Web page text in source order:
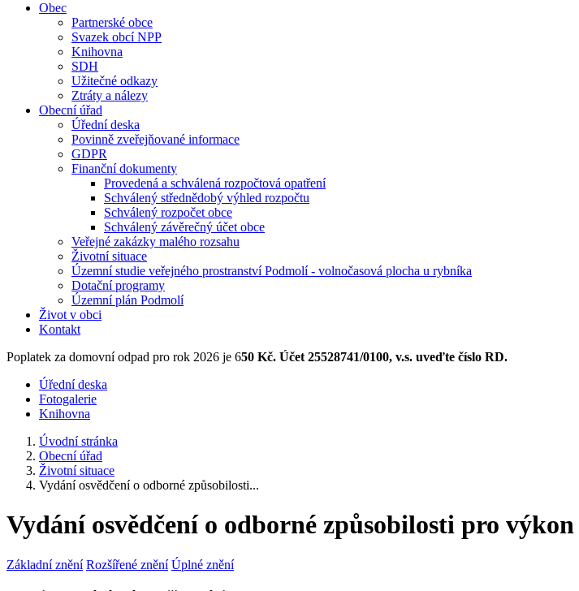
Obec
Partnerské obce
Svazek obcí NPP
Knihovna
SDH
Užitečné odkazy
Ztráty a nálezy
Obecní úřad
Úřední deska
Povinně zveřejňované informace
GDPR
Finanční dokumenty
Provedená a schválená rozpočtová opatření
Schválený střednědobý výhled rozpočtu
Schválený rozpočet obce
Schválený závěrečný účet obce
Veřejné zakázky malého rozsahu
Životní situace
Územní studie veřejného prostranství Podmolí - volnočasová plocha u rybníka
Dotační programy
Územní plán Podmolí
Život v obci
Kontakt
Poplatek za domovní odpad pro rok 2026 je 650 Kč. Účet 25528741/0100, v.s. uveďte číslo RD.
Úřední deska
Fotogalerie
Knihovna
Úvodní stránka
Obecní úřad
Životní situace
Vydání osvědčení o odborné způsobilosti...
Vydání osvědčení o odborné způsobilosti pro
Základní znění Rozšířené znění Úplné znění